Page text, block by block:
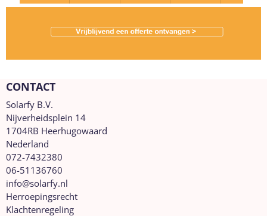
CONTACT
Solarfy B.V.
Nijverheidsplein 14
1704RB Heerhugowaard
Nederland
072-7432380
06-51136760
info@solarfy.nl
Herroepingsrecht
Klachtenregeling